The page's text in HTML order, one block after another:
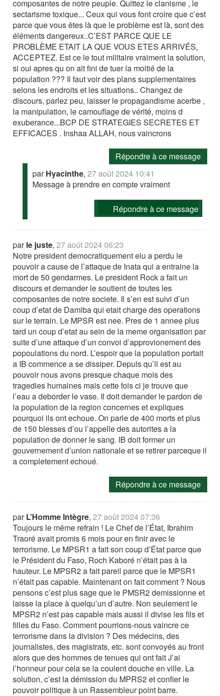
composantes de notre peuple. Quittez le clanisme , le
sectarisme toxique... Ceux qui vous font croire que c’est
parce que vous êtes là que le problème est là, sont des
éléments dangereux..C’EST PARCE QUE LE
PROBLÈME ETAIT LA QUE VOUS ETES ARRIVÉS,
ACCEPTEZ. Est ce le tout militaire vraiment la solution,
si oui apres qu on ait fini de tuer la moitié de la
population ??? Il faut voir des plans supplementaires
selons les endroits et les situations.. Changez de
discours, parlez peu, laisser le propagandisme acerbe ,
la manipulation, le camouflage de vérité, moins d
exuberance...BCP DE STRATEGIES SECRETES ET
EFFICACES . Inshaa ALLAH, nous vaincrons
Répondre à ce message
parHyacinthe,27 août 2024 10:41
Message à prendre en compte vraiment
Répondre à ce message
parle juste,27 août 2024 06:23
Notre president democratiquement elu a perdu le
pouvoir a cause de l’attaque de Inata qui a entraine la
mort de 50 gendarmes. Le president Rock a fait un
discours et demander le soutient de toutes les
composantes de notre societe. Il s’en est suivi d’un
coup d’etat de Damiba qui etait charge des operations
sur le terrain. Le MPSR est nee. Pres de 1 annee plus
tard un coup d’etat au sein de la meme organisation par
suite d’une attaque d’un convoi d’approvionement des
popoulations du nord. L’espoir que la population portait
a IB commence a se dissiper. Depuis qu’il est au
pouvoir nous avons presque chaque mois des
tragedies humaines mais cette fois ci je trouve que
l’eau a deborder le vase. Il doit demander le pardon de
la population de la region concernes et expliques
pourquoi ils ont echoue. On parle de 400 morts et plus
de 150 blesses d’ou l’appelle des autorites a la
population de donner le sang. IB doit former un
gouvernement d’union nationale et se retirer parceque il
a completement echoué.
Répondre à ce message
parL’Homme Intègre,27 août 2024 07:36
Toujours le même refrain ! Le Chef de l’État, Ibrahim
Traoré avait promis 6 mois pour en finir avec le
terrorisme. Le MPSR1 a fait son coup d’État parce que
le Président du Faso, Roch Kaboré n’était pas à la
hauteur. Le MPSR2 a fait pareil parce que le MPSR1
n’était pas capable. Maintenant on fait comment ? Nous
pensons c’est plus sage que le PMSR2 demissionne et
laisse la place à quelqu’un d’autre. Non seulement le
MPSR2 n’est pas capable mais aussi il divise les fils et
filles du Faso. Comment pourrions-nous vaincre ce
terrorisme dans la division ? Des médecins, des
journalistes, des magistrats, etc. sont convoyés au front
alors que des hommes de tenues qui ont fait J’ai
l’honneur pour cela se la coulent douche en ville. La
solution, c’est la démission du MPRS2 et confier le
pouvoir politique à un Rassembleur point barre.